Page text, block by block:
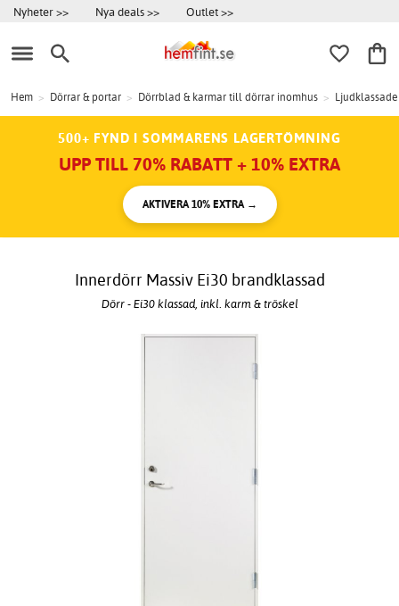
Nyheter >> Nya deals >> Outlet >>
Hem > Dörrar & portar > Dörrblad & karmar till dörrar inomhus >
500+ FYND I SOMMARENS LAGERTÖMNING
UPP TILL 70% RABATT + 10% EXTRA
AKTIVERA 10% EXTRA →
Innerdörr Massiv Ei30 brandklassad
Dörr - Ei30 klassad, inkl. karm & tröskel